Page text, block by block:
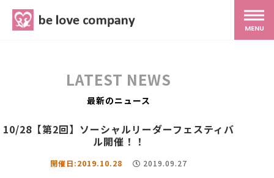
MENU
LATEST NEWS
最新のニュース
10/28【第2回】ソーシャルリーダーフェスティバ
ル開催！！
開催日:2019.10.28 2019.09.27